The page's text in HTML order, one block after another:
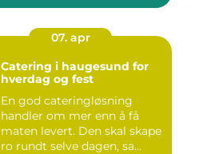
07. apr
Catering i haugesund for
hverdag og fest
En god cateringløsning
handler om mer enn å få
maten levert. Den skal skape
ro rundt selve dagen, sa...